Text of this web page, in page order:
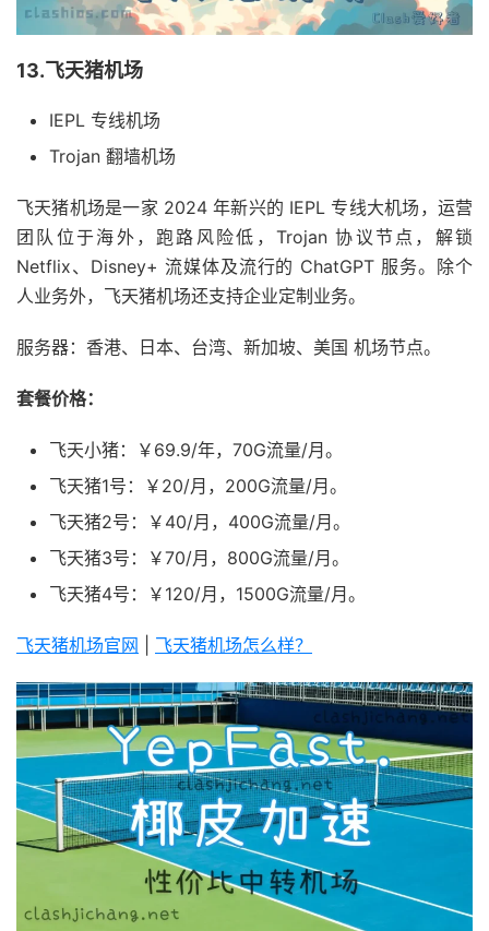
13.飞天猪机场
IEPL 专线机场
Trojan 翻墙机场
飞天猪机场是一家 2024 年新兴的 IEPL 专线大机场，运营
团队位于海外，跑路风险低，Trojan 协议节点，解锁
Netflix、Disney+ 流媒体及流行的 ChatGPT 服务。除个
人业务外，飞天猪机场还支持企业定制业务。
服务器：香港、日本、台湾、新加坡、美国 机场节点。
套餐价格：
飞天小猪：￥69.9/年，70G流量/月。
飞天猪1号：￥20/月，200G流量/月。
飞天猪2号：￥40/月，400G流量/月。
飞天猪3号：￥70/月，800G流量/月。
飞天猪4号：￥120/月，1500G流量/月。
飞天猪机场官网 飞天猪机场怎么样？